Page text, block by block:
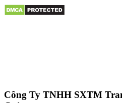
Công Ty TNHH SXTM